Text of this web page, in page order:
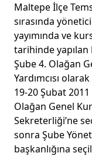
Maltepe İlçe
sırasında
yayımında ve
tarihinde yapılan
Şube 4. Olağan
Yardımcısı
19-20 Şubat
Olağan Genel
Sekreterliği’ne
sonra Şube
başkanlığına